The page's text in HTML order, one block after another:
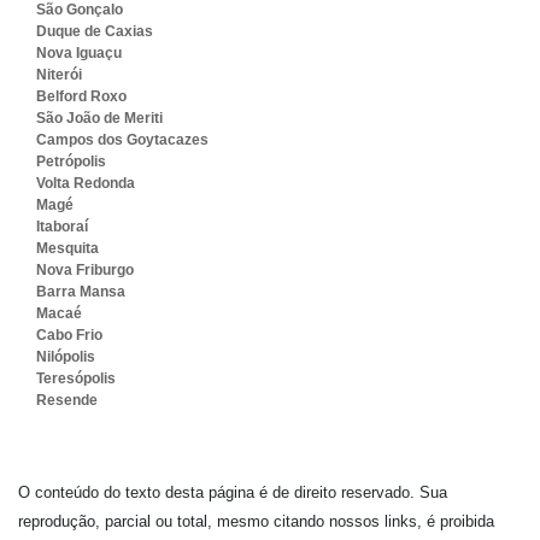
São Gonçalo
Duque de Caxias
Nova Iguaçu
Niterói
Belford Roxo
São João de Meriti
Campos dos Goytacazes
Petrópolis
Volta Redonda
Magé
Itaboraí
Mesquita
Nova Friburgo
Barra Mansa
Macaé
Cabo Frio
Nilópolis
Teresópolis
Resende
O conteúdo do texto desta página é de direito reservado. Sua
reprodução, parcial ou total, mesmo citando nossos links, é proibida